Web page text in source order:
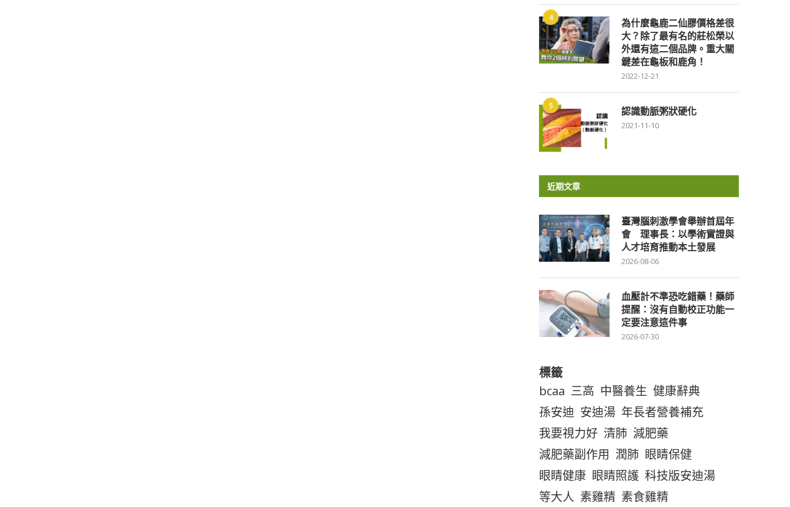
4
為什麼龜鹿二仙膠價格差很
大？除了最有名的莊松榮以
外還有這二個品牌。重大關
鍵差在龜板和鹿角！
2022-12-21
5 認識動脈粥狀硬化
2021-11-10
近期文章
臺灣腦刺激學會舉辦首屆年
會 理事長：以學術實證與
人才培育推動本土發展
2026-08-06
血壓計不準恐吃錯藥！藥師
提醒：沒有自動校正功能一
定要注意這件事
2026-07-30
標籤
bcaa 三高 中醫養生 健康辭典
孫安迪 安迪湯 年長者營養補充
我要視力好 清肺 減肥藥
減肥藥副作用 潤肺 眼睛保健
眼睛健康 眼睛照護 科技版安迪湯
等大人 素雞精 素食雞精